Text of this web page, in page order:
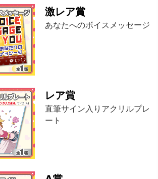
激レア賞
あなたへのボイスメッセージ
レア賞
直筆サイン入りアクリルプレ
ート